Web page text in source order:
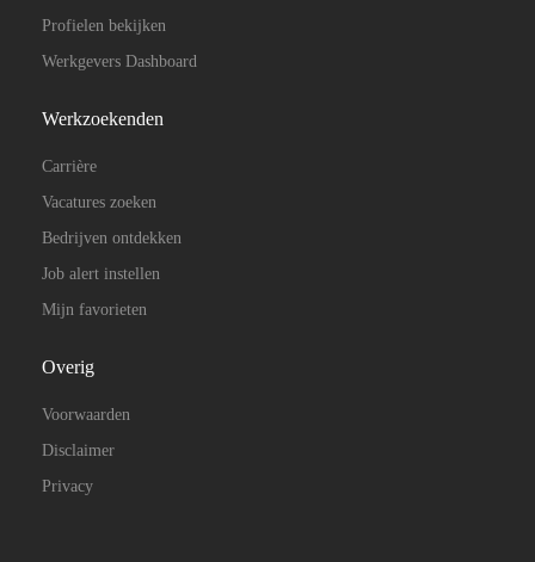
Profielen bekijken
Werkgevers Dashboard
Werkzoekenden
Carrière
Vacatures zoeken
Bedrijven ontdekken
Job alert instellen
Mijn favorieten
Overig
Voorwaarden
Disclaimer
Privacy